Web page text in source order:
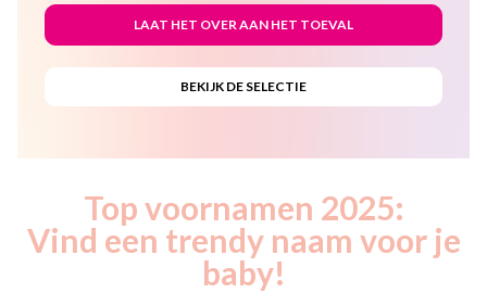
Top voornamen 2025:
Vind een trendy naam voor je
baby!